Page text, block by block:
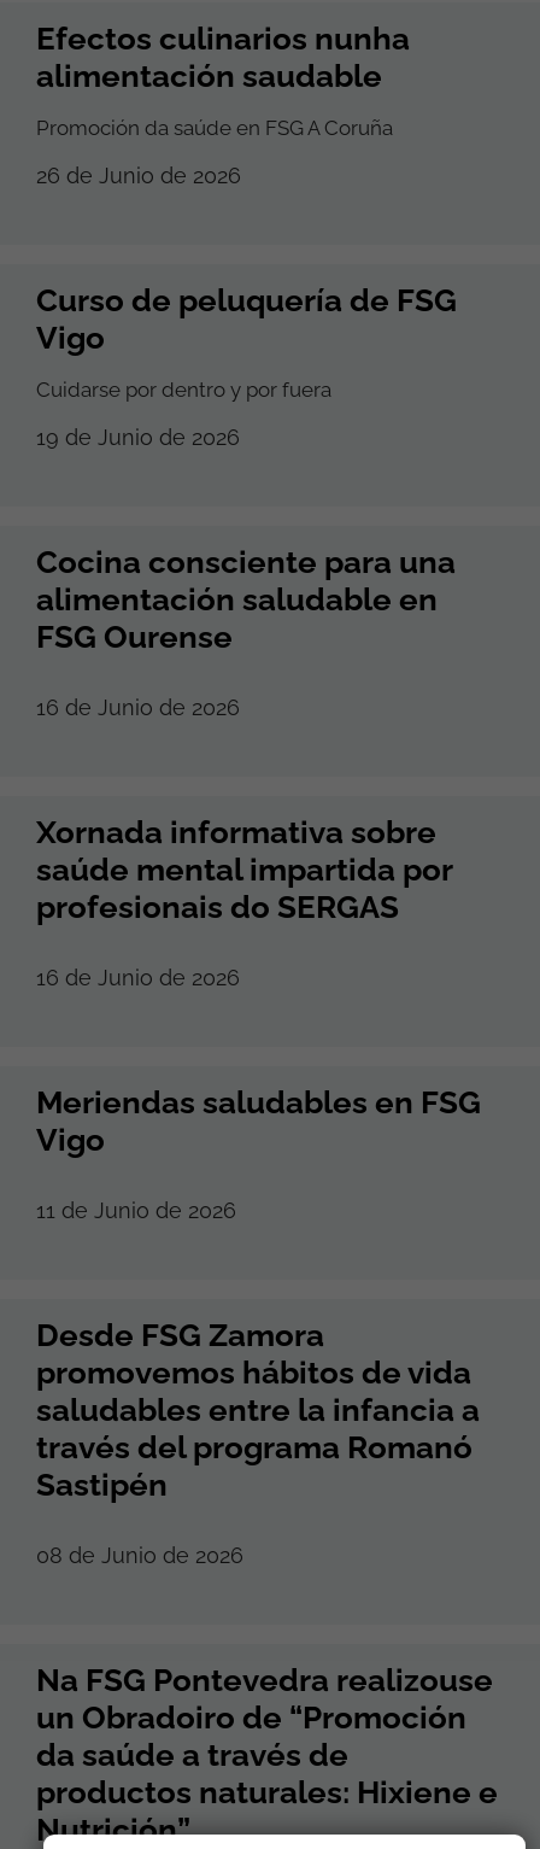
Efectos culinarios nunha
alimentación saudable
Promoción da saúde en FSG A Coruña
26 de Junio de 2026
Curso de peluquería de FSG
Vigo
Cuidarse por dentro y por fuera
19 de Junio de 2026
Cocina consciente para una
alimentación saludable en
FSG Ourense
16 de Junio de 2026
Xornada informativa sobre
saúde mental impartida por
profesionais do SERGAS
16 de Junio de 2026
Meriendas saludables en FSG
Vigo
11 de Junio de 2026
Desde FSG Zamora
promovemos hábitos de vida
saludables entre la infancia a
través del programa Romanó
Sastipén
08 de Junio de 2026
Na FSG Pontevedra realizouse
un Obradoiro de “Promoción
da saúde a través de
productos naturales: Hixiene e
Nutrición”